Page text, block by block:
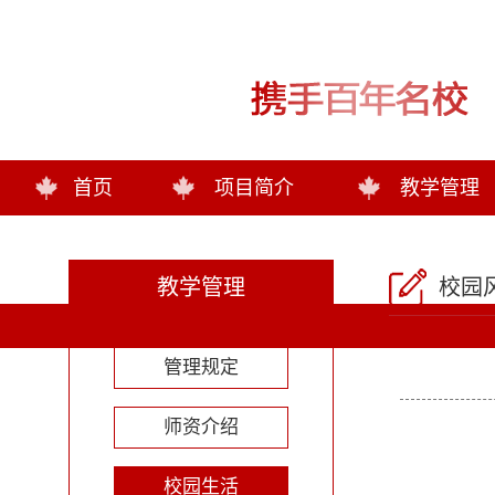
首页 项目简介 教学管理
教学管理
管理规定
师资介绍
校园生活
校园